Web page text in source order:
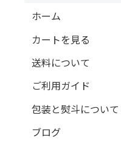
ホーム
カートを見る
送料について
ご利用ガイド
包装と熨斗について
ブログ